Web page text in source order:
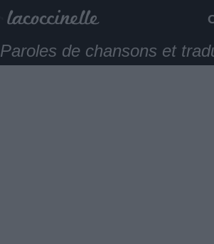
Paroles de chansons et